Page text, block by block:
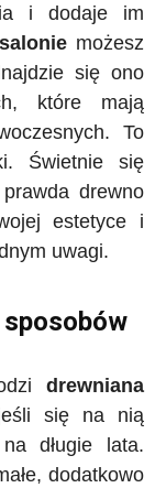
i dodaje im
możesz
się ono
które mają
To
Świetnie się
drewno
estetyce i
uwagi.
drewniana
się na nią
długie lata.
dodatkowo